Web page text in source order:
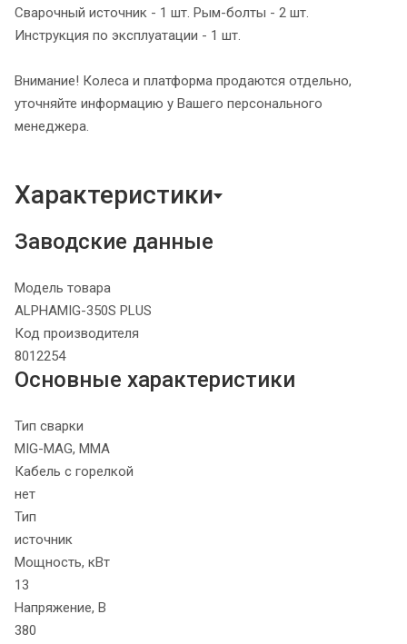
Сварочный источник - 1 шт. Рым-болты - 2 шт.
Инструкция по эксплуатации - 1 шт.
Внимание! Колеса и платформа продаются отдельно,
уточняйте информацию у Вашего персонального
менеджера.
Характеристики
Заводские данные
Модель товара
ALPHAMIG-350S PLUS
Код производителя
8012254
Основные характеристики
Тип сварки
MIG-MAG, MMA
Кабель с горелкой
нет
Тип
источник
Мощность, кВт
13
Напряжение, В
380